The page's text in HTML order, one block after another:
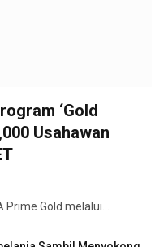
‘Gold
Usahawan
Prime Gold melalui…